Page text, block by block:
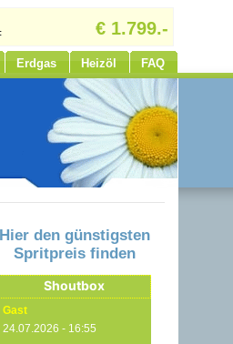
€ 1.799.-
€ 1.585.-
Erdgas Heizöl FAQ
Hier den günstigsten
Spritpreis finden
Shoutbox
Gast
24.07.2026 - 16:55